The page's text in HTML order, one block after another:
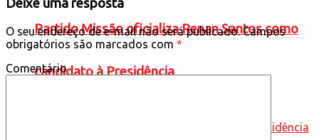
Partido Missão oficializa Renan Santos como
candidato à Presidência
Deixe uma resposta
O seu endereço de e-mail não será publicado.Campos
obrigatórios são marcados com *
Comentário